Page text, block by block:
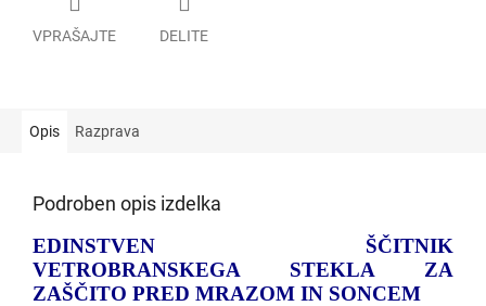
VPRAŠAJTE DELITE
Opis Razprava
Podroben opis izdelka
EDINSTVEN ŠČITNIK
VETROBRANSKEGA STEKLA ZA
ZAŠČITO PRED MRAZOM IN SONCEM